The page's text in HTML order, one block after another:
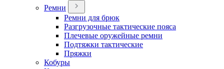
Ремни
Ремни для брюк
Разгрузочные тактические пояса
Плечевые оружейные ремни
Подтяжки тактические
Пряжки
Кобуры